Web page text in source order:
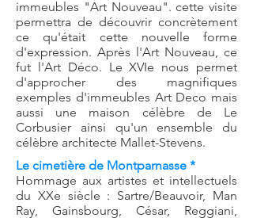
immeubles "Art Nouveau". cette visite
permettra de découvrir concrètement
ce qu'était cette nouvelle forme
d'expression. Après l'Art Nouveau, ce
fut l'Art Déco. Le XVIe nous permet
d'approcher des magnifiques
exemples d'immeubles Art Deco mais
aussi une maison célèbre de Le
Corbusier ainsi qu'un ensemble du
célèbre architecte Mallet-Stevens.
Le cimetière de Montparnasse *
Hommage aux artistes et intellectuels
du XXe siècle : Sartre/Beauvoir, Man
Ray, Gainsbourg, César, Reggiani,